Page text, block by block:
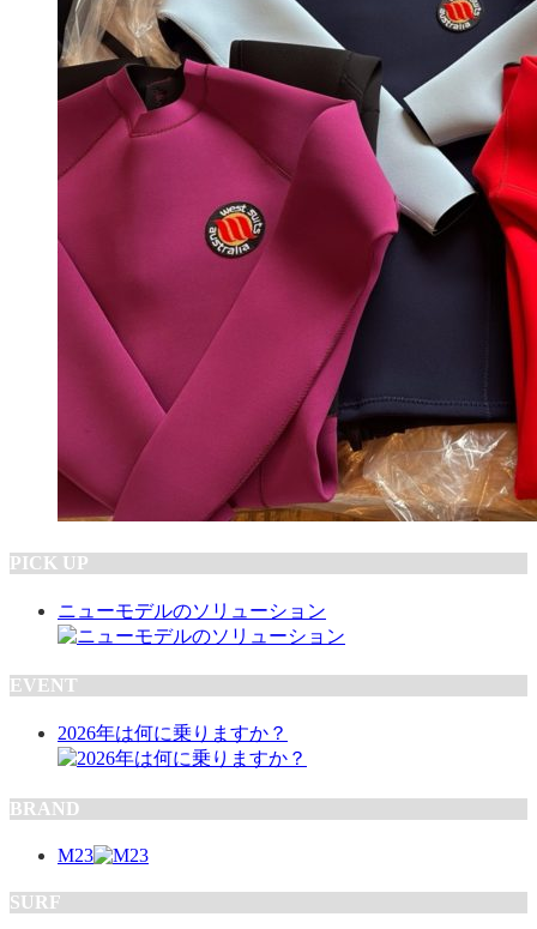
PICK UP
ニューモデルのソリューション
EVENT
2026年は何に乗りますか？
BRAND
M23
SURF